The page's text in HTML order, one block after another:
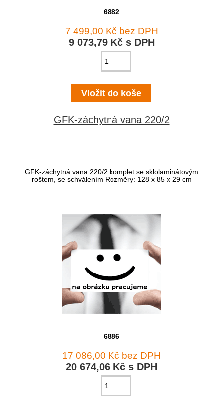
6882
7 499,00 Kč bez DPH
9 073,79 Kč s DPH
GFK-záchytná vana 220/2
GFK-záchytná vana 220/2 komplet se sklolaminátovým
roštem, se schválením Rozměry: 128 x 85 x 29 cm
6886
17 086,00 Kč bez DPH
20 674,06 Kč s DPH